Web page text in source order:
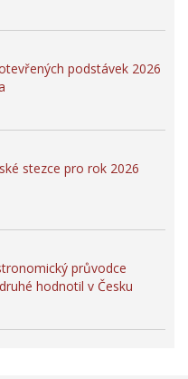
podstávek 2026
stezce pro rok 2026
průvodce
hodnotil v Česku